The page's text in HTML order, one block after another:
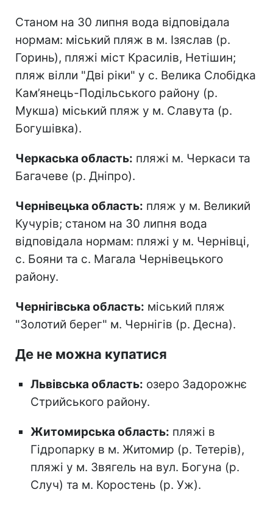
Станом на 30 липня вода відповідала
нормам: міський пляж в м. Ізяслав (р.
Горинь), пляжі міст Красилів, Нетішин;
пляж вілли "Дві ріки" у с. Велика Слобідка
Кам’янець-Подільського району (р.
Мукша) міський пляж у м. Славута (р.
Богушівка).
Черкаська область: пляжі м. Черкаси та
Багачеве (р. Дніпро).
Чернівецька область: пляж у м. Великий
Кучурів; станом на 30 липня вода
відповідала нормам: пляжі у м. Чернівці,
с. Бояни та с. Магала Чернівецького
району.
Чернігівська область: міський пляж
"Золотий берег" м. Чернігів (р. Десна).
Де не можна купатися
Львівська область: озеро Задорожнє
Стрийського району.
Житомирська область: пляжі в
Гідропарку в м. Житомир (р. Тетерів),
пляжі у м. Звягель на вул. Богуна (р.
Случ) та м. Коростень (р. Уж).